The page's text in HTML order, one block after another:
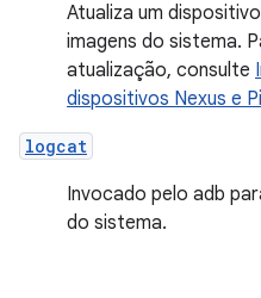
Atualiza um
imagens do sistema.
atualização, consulte
dispositivos Nexus e
logcat
Invocado pelo adb
do sistema.